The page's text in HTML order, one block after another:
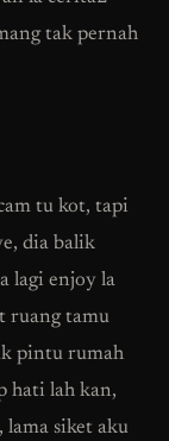
tak pernah
tu kot, tapi
dia balik
lagi enjoy la
ruang tamu
pintu rumah
hati lah kan,
siket aku